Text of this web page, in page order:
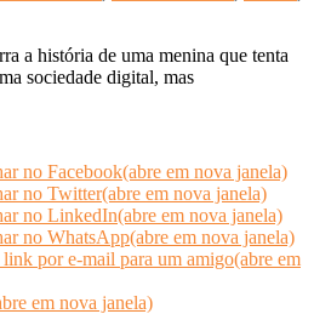
a história de uma menina que tenta
sociedade digital, mas
no Facebook(abre em nova janela)
no Twitter(abre em nova janela)
no LinkedIn(abre em nova janela)
no WhatsApp(abre em nova janela)
por e-mail para um amigo(abre em
em nova janela)